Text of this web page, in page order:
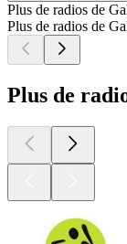
Plus de radios de
Plus de radios de
Plus de